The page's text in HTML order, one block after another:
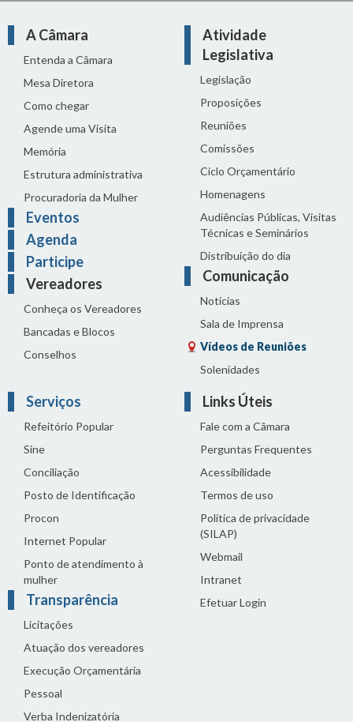
A Câmara
Entenda a Câmara
Mesa Diretora
Como chegar
Agende uma Visita
Memória
Estrutura administrativa
Procuradoria da Mulher
Eventos
Agenda
Participe
Vereadores
Conheça os Vereadores
Bancadas e Blocos
Conselhos
Atividade
Legislativa
Legislação
Proposições
Reuniões
Comissões
Ciclo Orçamentário
Homenagens
Audiências Públicas, Visitas
Técnicas e Seminários
Distribuição do dia
Comunicação
Notícias
Sala de Imprensa
Vídeos de Reuniões
Solenidades
Serviços
Refeitório Popular
Sine
Conciliação
Posto de Identificação
Procon
Internet Popular
Ponto de atendimento à
mulher
Transparência
Licitações
Atuação dos vereadores
Execução Orçamentária
Pessoal
Verba Indenizatória
Links Úteis
Fale com a Câmara
Perguntas Frequentes
Acessibilidade
Termos de uso
Política de privacidade
(SILAP)
Webmail
Intranet
Efetuar Login